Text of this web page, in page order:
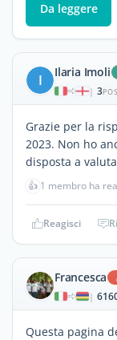
Da leggere
I Ilaria Imoli
| 3
Grazie per la
2023. Non ho
disposta a
👍 1 membro ha
Reagisci
Francesca
|
Questa pagina